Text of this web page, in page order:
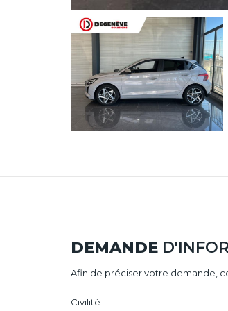
DEMANDE
Afin de préciser votre demande,
Civilité